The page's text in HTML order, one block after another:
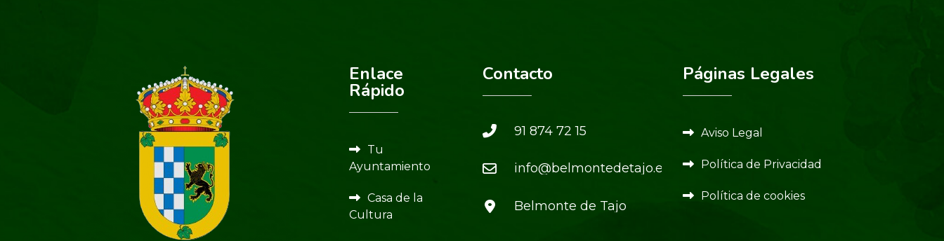
Enlace
Rápido
Tu
Ayuntamiento
Casa de la
Cultura
Contacto
91 874 72 15
info@belmontedetajo.es
Belmonte de Tajo
Páginas Legales
Aviso Legal
Política de Privacidad
Política de cookies